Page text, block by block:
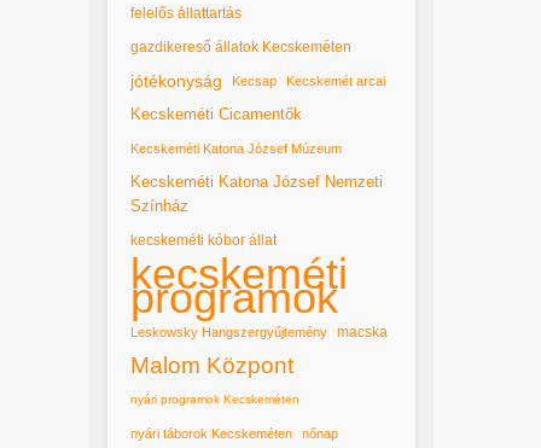
felelős állattartás
gazdikereső állatok Kecskeméten
jótékonyság Kecsap Kecskemét arcai
Kecskeméti Cicamentők
Kecskeméti Katona József Múzeum
Kecskeméti Katona József Nemzeti
Színház
kecskeméti kóbor állat
kecskeméti
programok
Leskowsky Hangszergyűjtemény macska
Malom Központ
nyári programok Kecskeméten
nyári táborok Kecskeméten nőnap